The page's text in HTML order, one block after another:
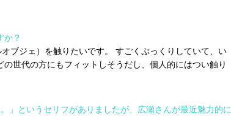
か？
ブジェ）を触りたいです。 すごくぷっくりしていて、い
世代の方にもフィットしそうだし、個人的にはつい触り
というセリフがありましたが、広瀬さんが最近魅力的に